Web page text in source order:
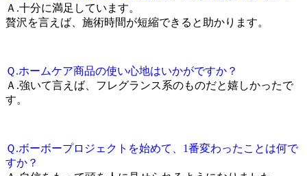
Ａ.十分に満足しています。
贅沢を言えば、施術時間が短縮できると助かります。
Ｑ.ホームケア商品の使い心地はいかがですか？
Ａ.強いて言えば、フレグランス系のものだと嬉しかったで
す。
Ｑ.ボーボープロジェクトを始めて、1番変わったことは何で
すか？